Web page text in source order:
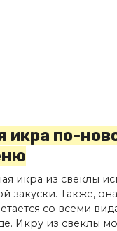
икра по-
икра из свеклы
закуски. Также, она
со всеми
Икру из свеклы